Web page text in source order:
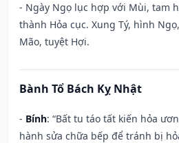
- Ngày Ngọ lục hợp với Mùi, tam
thành Hỏa cục. Xung Tý, hình
Mão, tuyệt Hợi.
Bành Tổ Bách Kỵ Nhật
- Bính: “Bất tu táo tất kiến hỏa
hành sửa chữa bếp để tránh bị